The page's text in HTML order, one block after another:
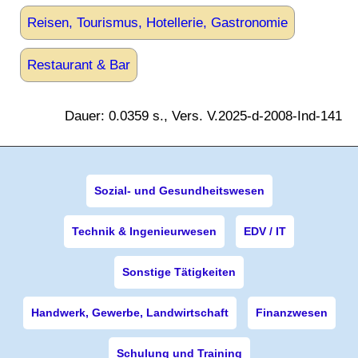
Reisen, Tourismus, Hotellerie, Gastronomie
Restaurant & Bar
Dauer: 0.0359 s., Vers. V.2025-d-2008-Ind-141
Sozial- und Gesundheitswesen
Technik & Ingenieurwesen EDV / IT
Sonstige Tätigkeiten
Handwerk, Gewerbe, Landwirtschaft Finanzwesen
Schulung und Training